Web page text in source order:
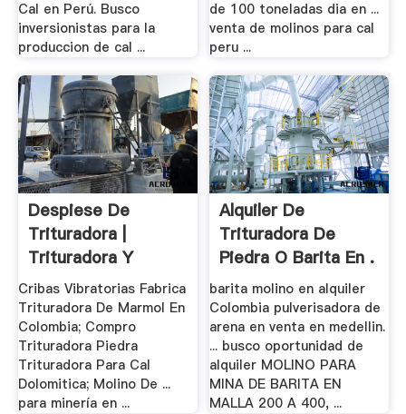
Cal en Perú. Busco
inversionistas para la
produccion de cal ...
de 100 toneladas dia en ...
venta de molinos para cal
peru ...
Despiese De
Trituradora |
Trituradora Y
Molinos
Cribas Vibratorias Fabrica
Trituradora De Marmol En
Colombia; Compro
Trituradora Piedra
Trituradora Para Cal
Dolomitica; Molino De ...
para minería en ...
Alquiler De
Trituradora De
Piedra O Barita En .
barita molino en alquiler
Colombia pulverisadora de
arena en venta en medellin.
... busco oportunidad de
alquiler MOLINO PARA
MINA DE BARITA EN
MALLA 200 A 400, ...